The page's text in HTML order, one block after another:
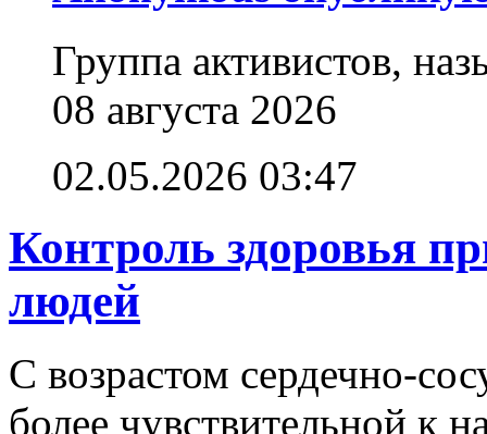
Группа активистов,
08 августа 2026
02.05.2026 03:47
Контроль здоровья
людей
С возрастом сердечно-
более чувствительной к